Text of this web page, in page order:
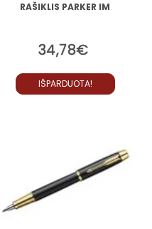
RAŠIKLIS PARKER IM
34,78€
IŠPARDUOTA!